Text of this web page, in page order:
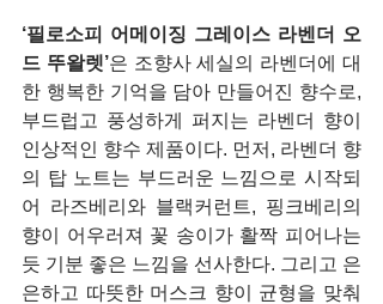
‘필로소피 어메이징 그레이스 라벤더 오
드 뚜왈렛’은 조향사 세실의 라벤더에 대
한 행복한 기억을 담아 만들어진 향수로,
부드럽고 풍성하게 퍼지는 라벤더 향이
인상적인 향수 제품이다. 먼저, 라벤더 향
의 탑 노트는 부드러운 느낌으로 시작되
어 라즈베리와 블랙커런트, 핑크베리의
향이 어우러져 꽃 송이가 활짝 피어나는
듯 기분 좋은 느낌을 선사한다. 그리고 은
은하고 따뜻한 머스크 향이 균형을 맞춰